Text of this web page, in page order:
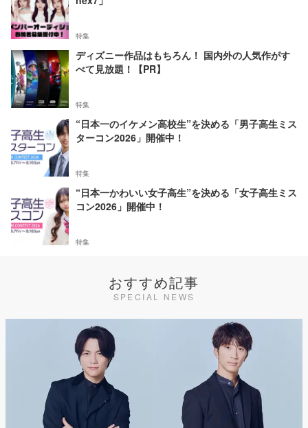
特集
ディズニー作品はもちろん！ 国内外の人気作がす
べて見放題！【PR】
特集
“日本一のイケメン高校生”を決める「男子高生ミス
ターコン2026」開催中！
特集
“日本一かわいい女子高生”を決める「女子高生ミス
コン2026」開催中！
特集
おすすめ記事
SPECIAL NEWS